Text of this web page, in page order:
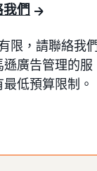
們
限，請聯絡我們
廣告管理的服
低預算限制。